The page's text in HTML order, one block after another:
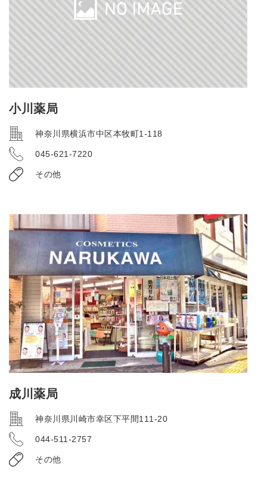
小川薬局
神奈川県横浜市中区本牧町1-118
045-621-7220
その他
成川薬局
神奈川県川崎市幸区下平間111-20
044-511-2757
その他